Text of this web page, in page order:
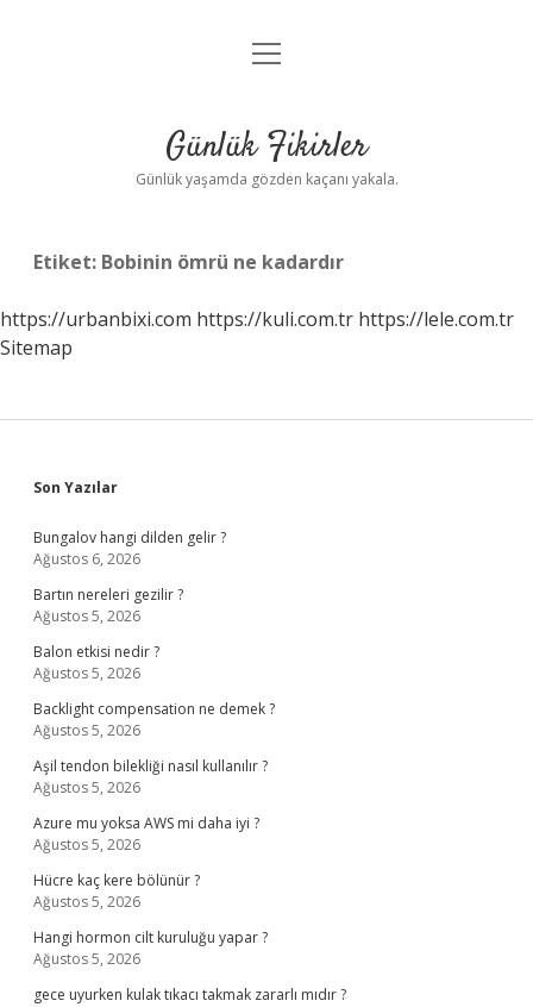
Anasayfa
Yasal Uyarı
menüyü
Günlük Fikirler
Günlük yaşamda gözden kaçanı yakala.
Etiket: Bobinin ömrü ne kadardır
https://urbanbixi.com https://kuli.com.tr https://lele.com.tr
Sitemap
Sidebar
Son Yazılar
Bungalov hangi dilden gelir ?
Ağustos 6, 2026
Bartın nereleri gezilir ?
Ağustos 5, 2026
Balon etkisi nedir ?
Ağustos 5, 2026
Backlight compensation ne demek ?
Ağustos 5, 2026
Aşil tendon bilekliği nasıl kullanılır ?
Ağustos 5, 2026
Azure mu yoksa AWS mi daha iyi ?
Ağustos 5, 2026
Hücre kaç kere bölünür ?
Ağustos 5, 2026
Hangi hormon cilt kuruluğu yapar ?
Ağustos 5, 2026
gece uyurken kulak tıkacı takmak zararlı mıdır ?